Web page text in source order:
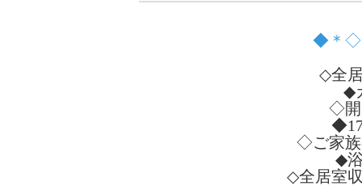
◆＊◇
◇全
◆
◇開
◇ご家族
◆
◇全居室